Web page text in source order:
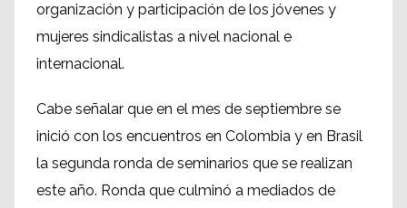
organización y participación de los jóvenes y
mujeres sindicalistas a nivel nacional e
internacional.
Cabe señalar que en el mes de septiembre se
inició con los encuentros en Colombia y en Brasil
la segunda ronda de seminarios que se realizan
este año. Ronda que culminó a mediados de